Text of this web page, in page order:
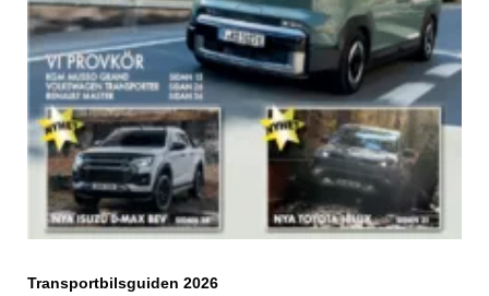
Transportbilsguiden 2026